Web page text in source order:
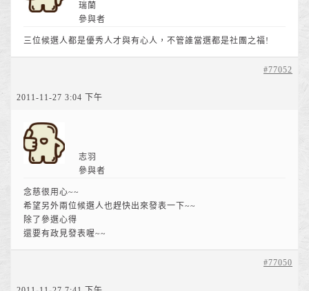
瑞蘭
參與者
三位候選人都是優秀人才與有心人，不管誰當選都是社團之福!
2011-11-27 3:04 下午
#77052
志羽
參與者
念慈很用心~~
希望另外兩位候選人也趕快出來發表一下~~
除了參選心得
還要有政見發表喔~~
#77050